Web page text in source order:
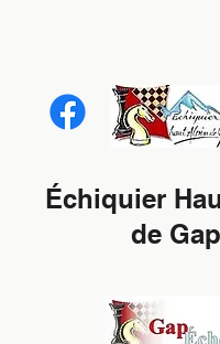
Échiquier
de Gap